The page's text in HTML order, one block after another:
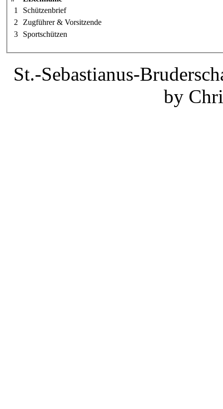
1
Schützenbrief
2
Zugführer & Vorsitzende
3
Sportschützen
St.-Sebastianus-
by